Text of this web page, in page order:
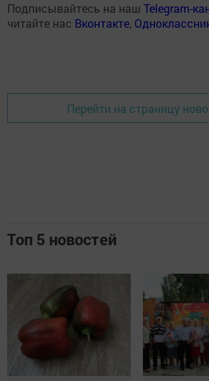
Подписывайтесь на наш Telegram-
читайте нас Вконтакте,
Перейти на страницу
Топ 5 новостей